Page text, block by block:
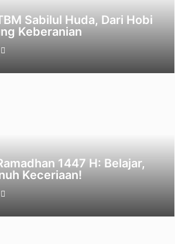
Sabilul Huda, Dari Hobi
Keberanian
1447 H: Belajar,
Keceriaan!